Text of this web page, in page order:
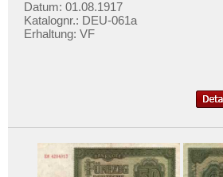
Datum: 01.08.1917
Katalognr.: DEU-061a
Erhaltung: VF